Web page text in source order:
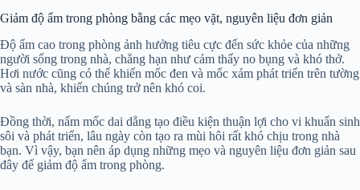
Giảm độ ẩm trong phòng bằng các mẹo vặt, nguyên liệu đơn giản
Độ ẩm cao trong phòng ảnh hưởng tiêu cực đến sức khỏe của những
người sống trong nhà, chẳng hạn như cảm thấy no bụng và khó thở.
Hơi nước cũng có thể khiến mốc đen và mốc xám phát triển trên tường
và sàn nhà, khiến chúng trở nên khó coi.
Đồng thời, nấm mốc dai dẳng tạo điều kiện thuận lợi cho vi khuẩn sinh
sôi và phát triển, lâu ngày còn tạo ra mùi hôi rất khó chịu trong nhà
bạn. Vì vậy, bạn nên áp dụng những mẹo và nguyên liệu đơn giản sau
đây để giảm độ ẩm trong phòng.